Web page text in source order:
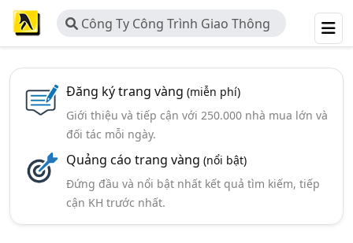
Công Ty Công Trình Giao Thông
892
Đăng ký trang vàng (miễn phí)
Giới thiệu và tiếp cận với 250.000 nhà mua lớn và
đối tác mỗi ngày.
Quảng cáo trang vàng (nổi bật)
Đứng đầu và nổi bật nhất kết quả tìm kiếm, tiếp
cận KH trước nhất.